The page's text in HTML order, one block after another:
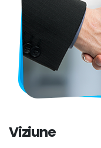
Viziune